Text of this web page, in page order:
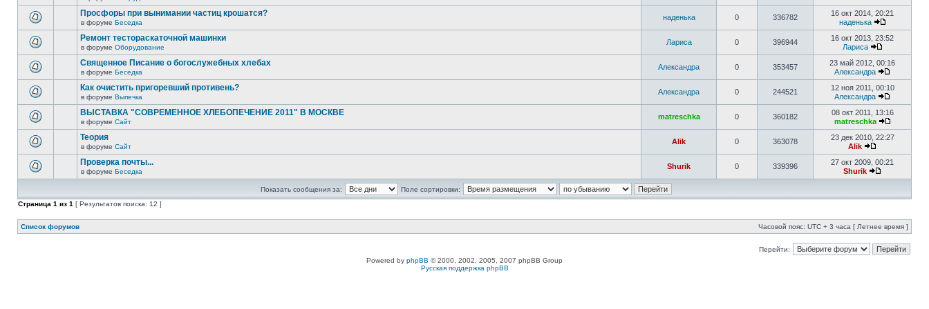
Просфоры при вынимании частиц крошатся?
в форуме Беседка
наденька 0 336782
16 окт 2014, 20:21
наденька
Ремонт тестораскаточной машинки
в форуме Оборудование
Лариса 0 396944
16 окт 2013, 23:52
Лариса
Священное Писание о богослужебных хлебах
в форуме Беседка
Александра 0 353457
23 май 2012, 00:16
Александра
Как очистить пригоревший противень?
в форуме Выпечка
Александра 0 244521
12 ноя 2011, 00:10
Александра
ВЫСТАВКА "СОВРЕМЕННОЕ ХЛЕБОПЕЧЕНИЕ 2011" В МОСКВЕ
в форуме Сайт
matreschka 0 360182
08 окт 2011, 13:16
matreschka
Теория
в форуме Сайт
Alik 0 363078
23 дек 2010, 22:27
Alik
Проверка почты...
в форуме Беседка
Shurik 0 339396
27 окт 2009, 00:21
Shurik
Показать сообщения за:
Поле сортировки:
Страница 1 из 1 [ Результатов поиска: 12 ]
Список форумов Часовой пояс: UTC + 3 часа [ Летнее время ]
Перейти:
Powered by phpBB © 2000, 2002, 2005, 2007 phpBB Group
Русская поддержка phpBB